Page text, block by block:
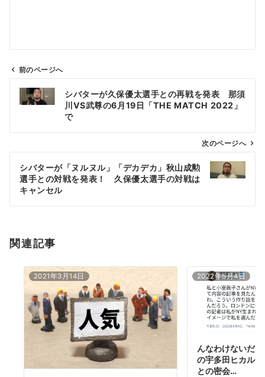
ビ
ン
前のページへ
シバターが久保優太選手との再戦を発表 那須
川VS武尊の6月19日「THE MATCH 2022」
で
次のページへ
シバターが「ヌルヌル」「デカデカ」秋山成勲
選手との対戦を発表！ 久保優太選手の対戦は
キャンセル
関連記事
2021年3月14日 2022年5月4日
んなわけないだ
の宇多田ヒカル
との密会…